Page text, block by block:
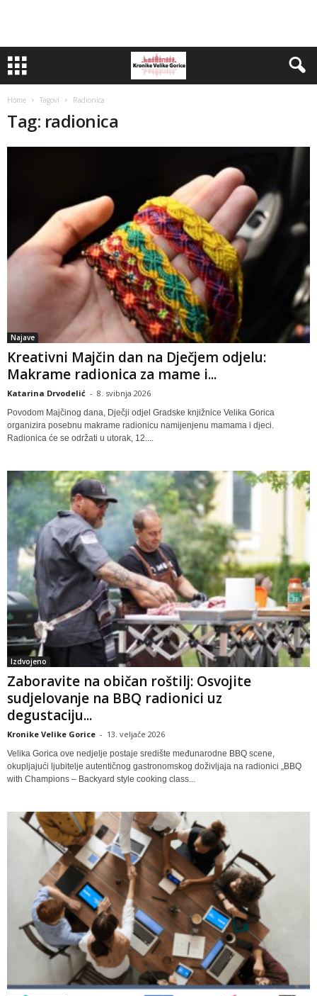
Home Tagovi Radionica
Tag: radionica
Najave
Kreativni Majčin dan na Dječjem odjelu:
Makrame radionica za mame i...
Katarina Drvodelić - 8. svibnja 2026
Povodom Majčinog dana, Dječji odjel Gradske knjižnice Velika Gorica
organizira posebnu makrame radionicu namijenjenu mamama i djeci.
Radionica će se održati u utorak, 12....
Izdvojeno
Zaboravite na običan roštilj: Osvojite
sudjelovanje na BBQ radionici uz
degustaciju...
Kronike Velike Gorice - 13. veljače 2026
Velika Gorica ove nedjelje postaje središte međunarodne BBQ scene,
okupljajući ljubitelje autentičnog gastronomskog doživljaja na radionici „BBQ
with Champions – Backyard style cooking class...